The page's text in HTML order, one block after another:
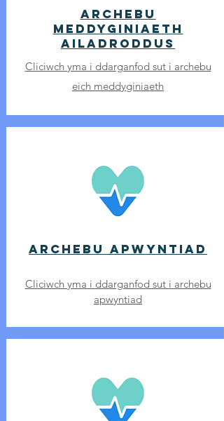
Archebu
meddyginiaeth
ailadroddus
Cliciwch yma i ddarganfod sut i archebu
eich meddyginiaeth
Archebu apwyntiad
Cliciwch yma i ddarganfod sut i archebu
apwyntiad